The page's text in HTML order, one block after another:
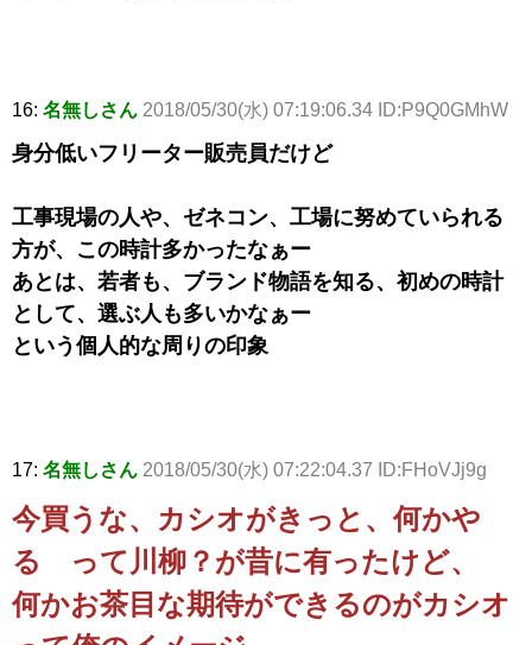
16: 名無しさん 2018/05/30(水) 07:19:06.34 ID:P9Q0GMhW
身分低いフリーター販売員だけど
工事現場の人や、ゼネコン、工場に努めていられる
方が、この時計多かったなぁー
あとは、若者も、ブランド物語を知る、初めの時計
として、選ぶ人も多いかなぁー
という個人的な周りの印象
17: 名無しさん 2018/05/30(水) 07:22:04.37 ID:FHoVJj9g
今買うな、カシオがきっと、何かや
る って川柳？が昔に有ったけど、
何かお茶目な期待ができるのがカシオ